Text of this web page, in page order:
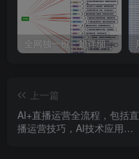
全网独一份：超详细的40+个自媒体赛道领域解析手册，让你的内容创作不再局限！
上一篇
AI+直播运营全流程，包括直
播运营技巧，AI技术应用，